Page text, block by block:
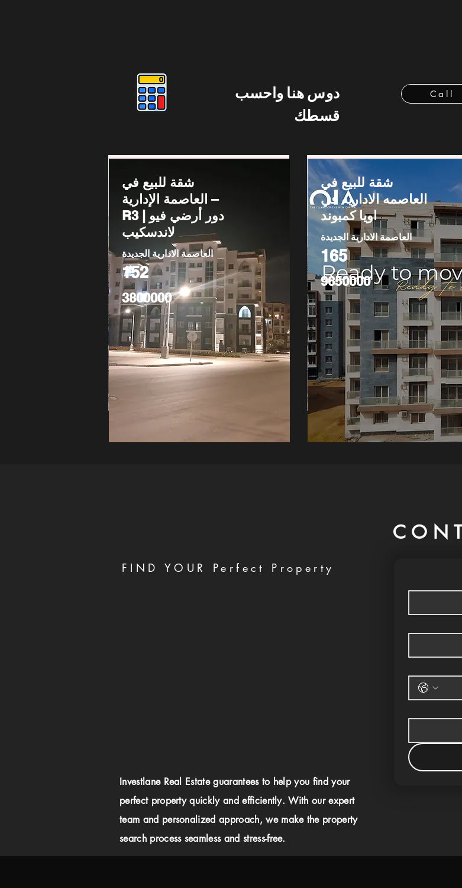
دوس هنا واحسب
قسطك
Call
شقة للبيع في
العاصمة الإدارية –
R3 | دور أرضي فيو
لاندسكيب
العاصمة الادارية الجديدة
152
3800000
شقة للبيع في
العاصمه الاداريه في
اويا كمبوند
العاصمة الادارية الجديدة
165
9650000
FIND YOUR Perfect Property
Investlane Real Estate guarantees to help you find your
perfect property quickly and efficiently. With our expert
team and personalized approach, we make the property
search process seamless and stress-free.